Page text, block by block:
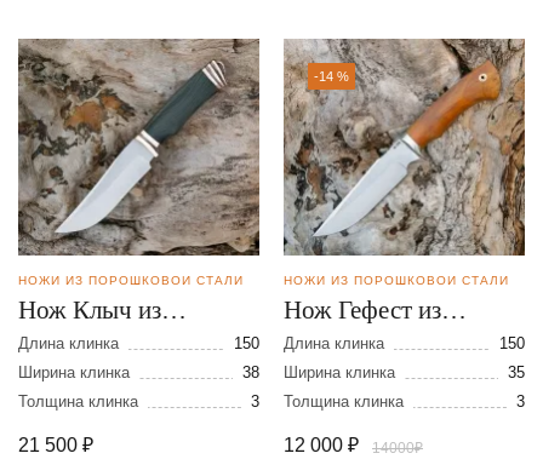
НОЖИ ИЗ ПОРОШКОВОЙ СТАЛИ
Нож Клыч из
порошковой стали
S390
Длина клинка
150
Ширина клинка
38
Толщина клинка
3
21 500 ₽
-14 %
НОЖИ ИЗ ПОРОШКОВОЙ СТАЛИ
Нож Гефест из
порошковой стали
М390
Длина клинка
150
Ширина клинка
35
Толщина клинка
3
12 000 ₽ 14000₽